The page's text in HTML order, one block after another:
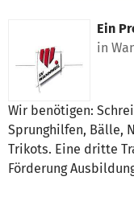
Ein
in
Wir benötigen:
Sprunghilfen, Bälle,
Trikots. Eine dritte
Förderung